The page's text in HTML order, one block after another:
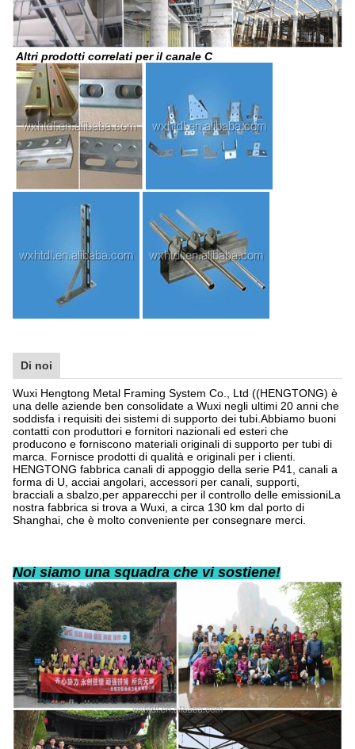
Altri prodotti correlati per il canale C
Di noi
Wuxi Hengtong Metal Framing System Co., Ltd ((HENGTONG) è
una delle aziende ben consolidate a Wuxi negli ultimi 20 anni che
soddisfa i requisiti dei sistemi di supporto dei tubi.Abbiamo buoni
contatti con produttori e fornitori nazionali ed esteri che
producono e forniscono materiali originali di supporto per tubi di
marca. Fornisce prodotti di qualità e originali per i clienti.
HENGTONG fabbrica canali di appoggio della serie P41, canali a
forma di U, acciai angolari, accessori per canali, supporti,
bracciali a sbalzo,per apparecchi per il controllo delle emissioniLa
nostra fabbrica si trova a Wuxi, a circa 130 km dal porto di
Shanghai, che è molto conveniente per consegnare merci.
Noi siamo una squadra che vi sostiene!